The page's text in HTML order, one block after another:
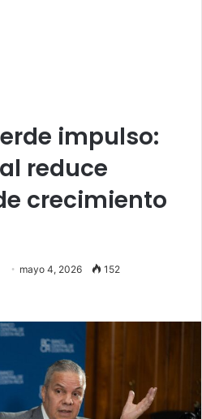
impulso:
reduce
crecimiento
mayo 4, 2026 152